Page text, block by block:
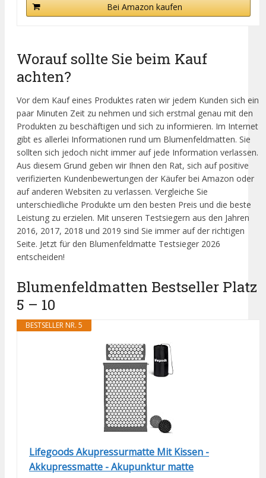
Bei Amazon kaufen
Worauf sollte Sie beim Kauf
achten?
Vor dem Kauf eines Produktes raten wir jedem Kunden sich ein
paar Minuten Zeit zu nehmen und sich erstmal genau mit den
Produkten zu beschäftigen und sich zu informieren. Im Internet
gibt es allerlei Informationen rund um Blumenfeldmatten. Sie
sollten sich jedoch nicht immer auf jede Information verlassen.
Aus diesem Grund geben wir Ihnen den Rat, sich auf positive
verifizierten Kundenbewertungen der Käufer bei Amazon oder
auf anderen Websiten zu verlassen. Vergleiche Sie
unterschiedliche Produkte um den besten Preis und die beste
Leistung zu erzielen. Mit unseren Testsiegern aus den Jahren
2016, 2017, 2018 und 2019 sind Sie immer auf der richtigen
Seite. Jetzt für den Blumenfeldmatte Testsieger 2026
entscheiden!
Blumenfeldmatten Bestseller Platz
5 – 10
BESTSELLER NR. 5
Lifegoods Akupressurmatte Mit Kissen -
Akkupressmatte - Akupunktur matte